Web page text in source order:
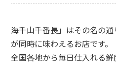
海千山千番長」はその名の
が同時に味わえるお店です。
全国各地から毎日仕入れる